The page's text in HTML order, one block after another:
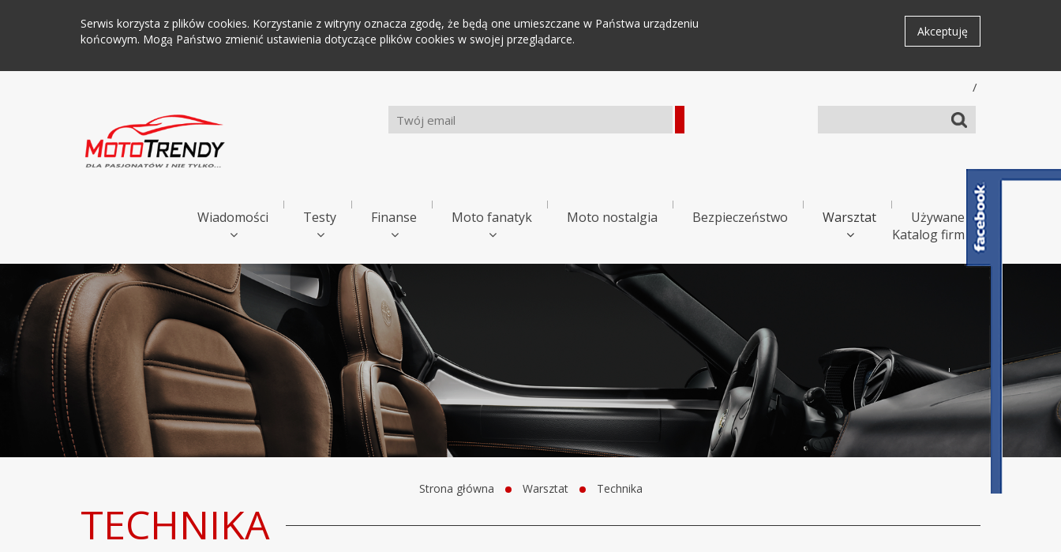
Serwis korzysta z plików cookies. Korzystanie z witryny oznacza zgodę, że będą one umieszczane w Państwa urządzeniu
końcowym. Mogą Państwo zmienić ustawienia dotyczące plików cookies w swojej przeglądarce.
Akceptuję
/
Wiadomości Testy Finanse Moto fanatyk Moto nostalgia Bezpieczeństwo Warsztat
Używane
Katalog firm
Strona główna Warsztat Technika
TECHNIKA